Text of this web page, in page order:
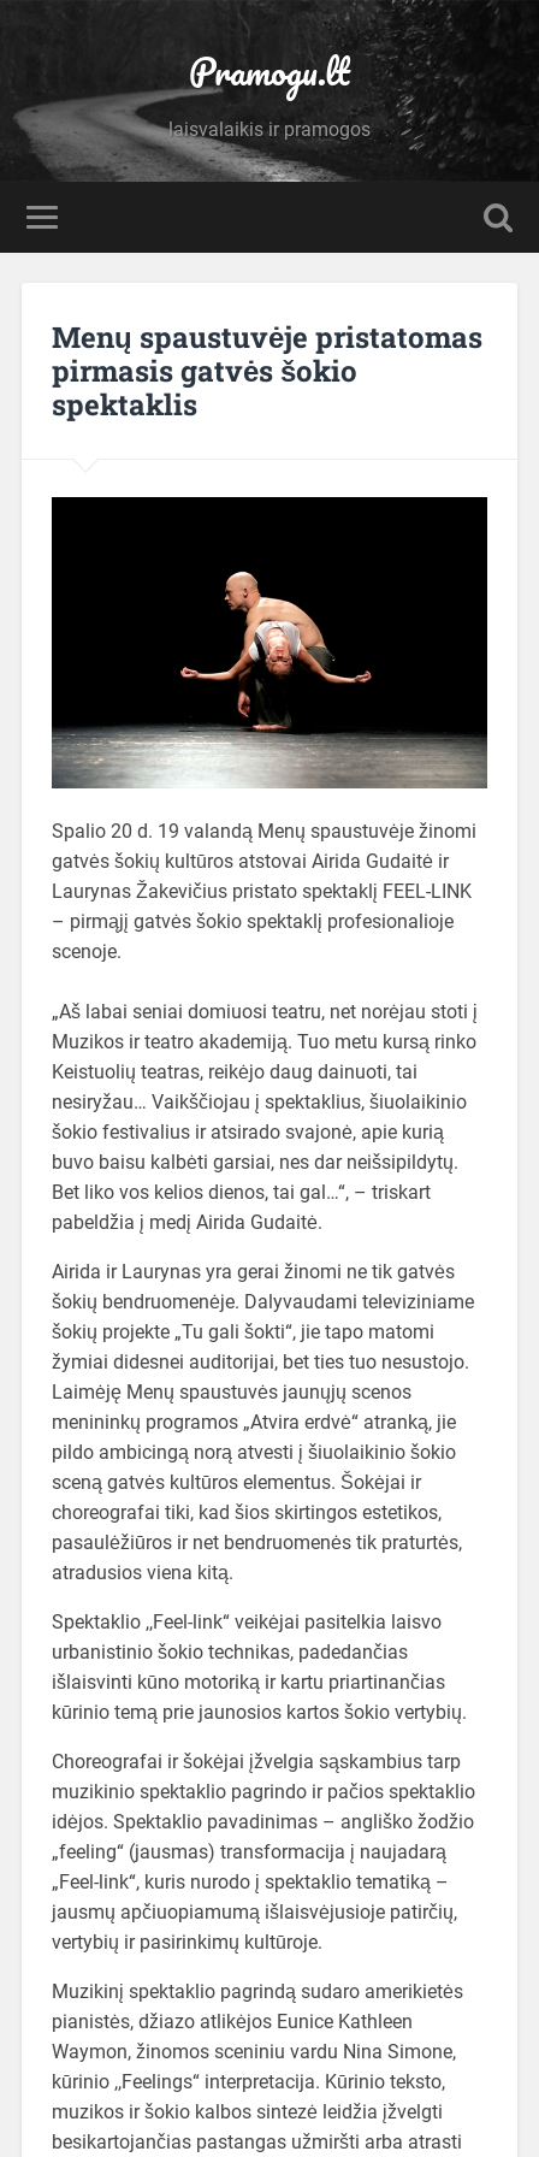
Pramogu.lt
laisvalaikis ir pramogos
Menų spaustuvėje pristatomas
pirmasis gatvės šokio
spektaklis
Spalio 20 d. 19 valandą Menų spaustuvėje žinomi
gatvės šokių kultūros atstovai Airida Gudaitė ir
Laurynas Žakevičius pristato spektaklį FEEL-LINK
– pirmąjį gatvės šokio spektaklį profesionalioje
scenoje.
„Aš labai seniai domiuosi teatru, net norėjau stoti į
Muzikos ir teatro akademiją. Tuo metu kursą rinko
Keistuolių teatras, reikėjo daug dainuoti, tai
nesiryžau… Vaikščiojau į spektaklius, šiuolaikinio
šokio festivalius ir atsirado svajonė, apie kurią
buvo baisu kalbėti garsiai, nes dar neišsipildytų.
Bet liko vos kelios dienos, tai gal…“, – triskart
pabeldžia į medį Airida Gudaitė.
Airida ir Laurynas yra gerai žinomi ne tik gatvės
šokių bendruomenėje. Dalyvaudami televiziniame
šokių projekte „Tu gali šokti“, jie tapo matomi
žymiai didesnei auditorijai, bet ties tuo nesustojo.
Laimėję Menų spaustuvės jaunųjų scenos
menininkų programos „Atvira erdvė“ atranką, jie
pildo ambicingą norą atvesti į šiuolaikinio šokio
sceną gatvės kultūros elementus. Šokėjai ir
choreografai tiki, kad šios skirtingos estetikos,
pasaulėžiūros ir net bendruomenės tik praturtės,
atradusios viena kitą.
Spektaklio ,,Feel-link“ veikėjai pasitelkia laisvo
urbanistinio šokio technikas, padedančias
išlaisvinti kūno motoriką ir kartu priartinančias
kūrinio temą prie jaunosios kartos šokio vertybių.
Choreografai ir šokėjai įžvelgia sąskambius tarp
muzikinio spektaklio pagrindo ir pačios spektaklio
idėjos. Spektaklio pavadinimas – angliško žodžio
„feeling“ (jausmas) transformacija į naujadarą
„Feel-link“, kuris nurodo į spektaklio tematiką –
jausmų apčiuopiamumą išlaisvėjusioje patirčių,
vertybių ir pasirinkimų kultūroje.
Muzikinį spektaklio pagrindą sudaro amerikietės
pianistės, džiazo atlikėjos Eunice Kathleen
Waymon, žinomos sceniniu vardu Nina Simone,
kūrinio ,,Feelings“ interpretacija. Kūrinio teksto,
muzikos ir šokio kalbos sintezė leidžia įžvelgti
besikartojančias pastangas užmiršti arba atrasti